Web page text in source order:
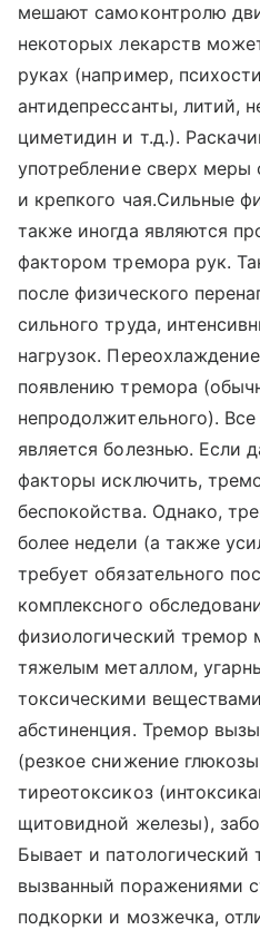
мешают самоконтролю
некоторых лекарств
руках (например,
антидепрессанты, литий,
циметидин и т.д.).
употребление сверх меры
и крепкого чая.Сильные
также иногда являются
фактором тремора рук.
после физического
сильного труда,
нагрузок.
появлению тремора
непродолжительного).
является болезнью. Если
факторы исключить,
беспокойства. Однако,
более недели (а также
требует обязательного
комплексного
физиологический тремор
тяжелым металлом,
токсическими
абстиненция. Тремор
(резкое снижение
тиреотоксикоз
щитовидной железы),
Бывает и
вызванный поражениями
подкорки и мозжечка,